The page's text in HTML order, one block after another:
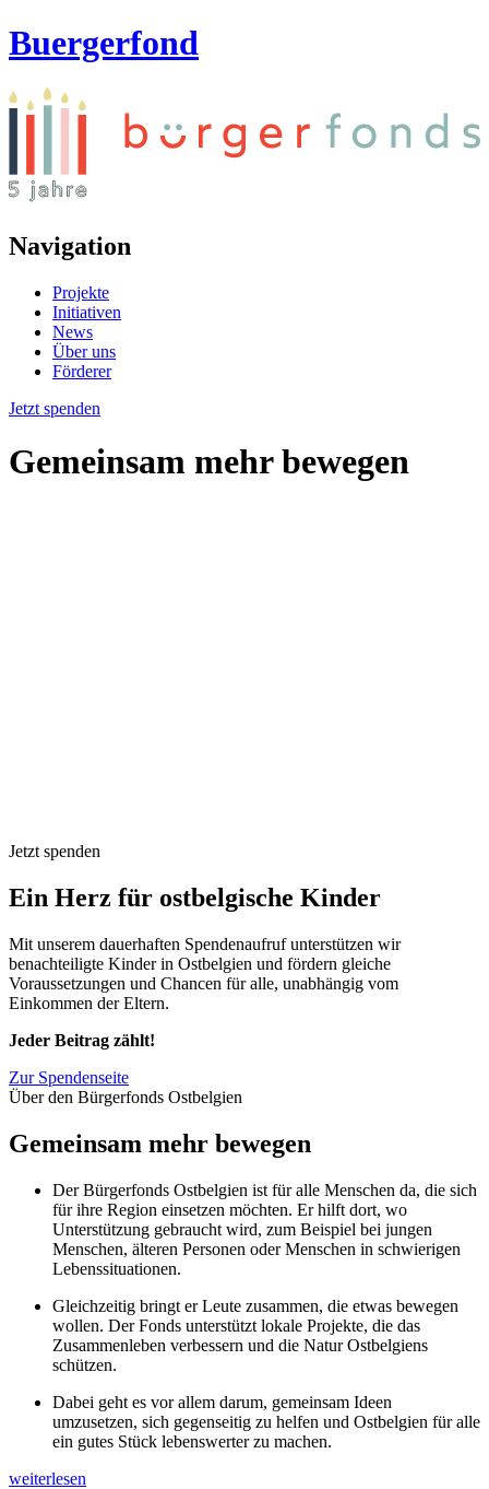
Buergerfond
Navigation
Projekte
Initiativen
News
Über uns
Förderer
Jetzt spenden
Gemeinsam mehr bewegen
Jetzt spenden
Ein Herz für ostbelgische Kinder
Mit unserem dauerhaften Spendenaufruf unterstützen wir
benachteiligte Kinder in Ostbelgien und fördern gleiche
Voraussetzungen und Chancen für alle, unabhängig vom
Einkommen der Eltern.
Jeder Beitrag zählt!
Zur Spendenseite
Über den Bürgerfonds Ostbelgien
Gemeinsam mehr bewegen
Der Bürgerfonds Ostbelgien ist für alle Menschen da, die sich
für ihre Region einsetzen möchten. Er hilft dort, wo
Unterstützung gebraucht wird, zum Beispiel bei jungen
Menschen, älteren Personen oder Menschen in schwierigen
Lebenssituationen.
Gleichzeitig bringt er Leute zusammen, die etwas bewegen
wollen. Der Fonds unterstützt lokale Projekte, die das
Zusammenleben verbessern und die Natur Ostbelgiens
schützen.
Dabei geht es vor allem darum, gemeinsam Ideen
umzusetzen, sich gegenseitig zu helfen und Ostbelgien für alle
ein gutes Stück lebenswerter zu machen.
weiterlesen